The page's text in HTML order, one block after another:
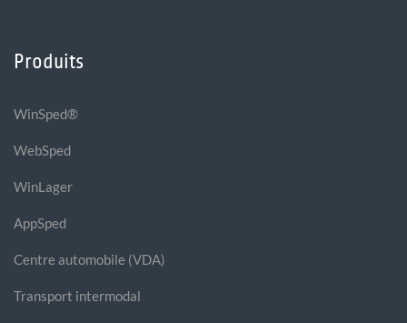
Produits
WinSped®
WebSped
WinLager
AppSped
Centre automobile (VDA)
Transport intermodal